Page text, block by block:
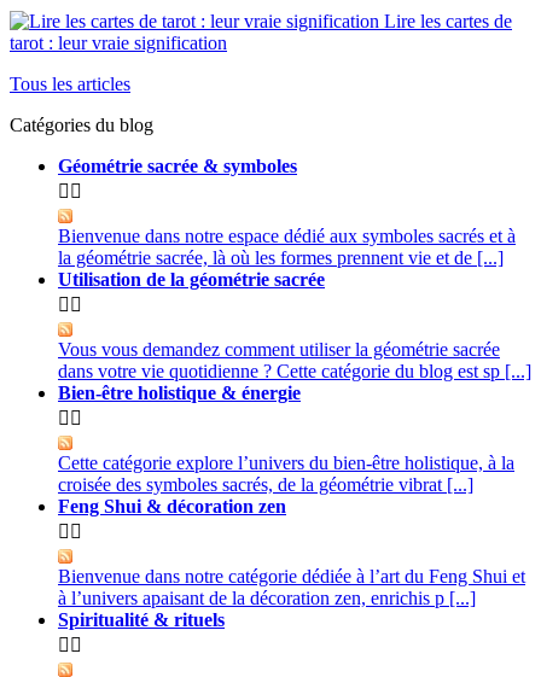
Lire les cartes de
tarot : leur vraie signification
Tous les articles
Catégories du blog
Géométrie sacrée & symboles
 
Bienvenue dans notre espace dédié aux symboles sacrés et à
la géométrie sacrée, là où les formes prennent vie et de [...]
Utilisation de la géométrie sacrée
 
Vous vous demandez comment utiliser la géométrie sacrée
dans votre vie quotidienne ? Cette catégorie du blog est sp [...]
Bien-être holistique & énergie
 
Cette catégorie explore l’univers du bien-être holistique, à la
croisée des symboles sacrés, de la géométrie vibrat [...]
Feng Shui & décoration zen
 
Bienvenue dans notre catégorie dédiée à l’art du Feng Shui et
à l’univers apaisant de la décoration zen, enrichis p [...]
Spiritualité & rituels
 